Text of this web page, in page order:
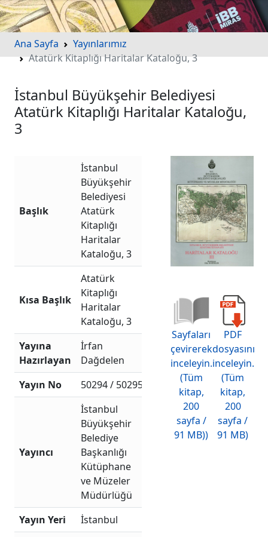
Ana Sayfa
Yayınlarımız
Atatürk Kitaplığı Haritalar Kataloğu, 3
İstanbul Büyükşehir Belediyesi
Atatürk Kitaplığı Haritalar Kataloğu,
3
Başlık
İstanbul
Büyükşehir
Belediyesi
Atatürk
Kitaplığı
Haritalar
Kataloğu, 3
Kısa Başlık
Atatürk
Kitaplığı
Haritalar
Kataloğu, 3
Yayına
Hazırlayan
İrfan
Dağdelen
Yayın No
50294 / 50295
Yayıncı
İstanbul
Büyükşehir
Belediye
Başkanlığı
Kütüphane
ve Müzeler
Müdürlüğü
Yayın Yeri
İstanbul
Sayfaları
çevirerek
inceleyin.
(Tüm
kitap,
200
sayfa /
91 MB))
PDF
dosyasını
inceleyin.
(Tüm
kitap,
200
sayfa /
91 MB)